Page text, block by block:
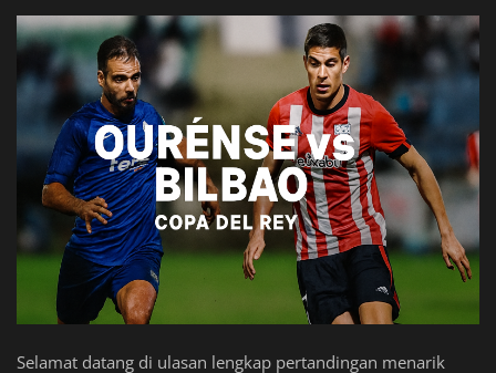
Selamat datang di ulasan lengkap pertandingan menarik